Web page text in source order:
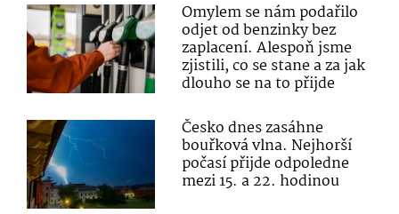
Omylem se nám podařilo
odjet od benzinky bez
zaplacení. Alespoň jsme
zjistili, co se stane a za jak
dlouho se na to přijde
Česko dnes zasáhne
bouřková vlna. Nejhorší
počasí přijde odpoledne
mezi 15. a 22. hodinou